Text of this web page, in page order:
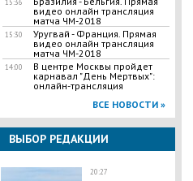
15:36
видео онлайн трансляция
матча ЧМ-2018
15:30
Уругвай - Франция. Прямая
видео онлайн трансляция
матча ЧМ-2018
14:00
В центре Москвы пройдет
карнавал "День Мертвых":
онлайн-трансляция
ВСЕ НОВОСТИ »
ВЫБОР РЕДАКЦИИ
20:27